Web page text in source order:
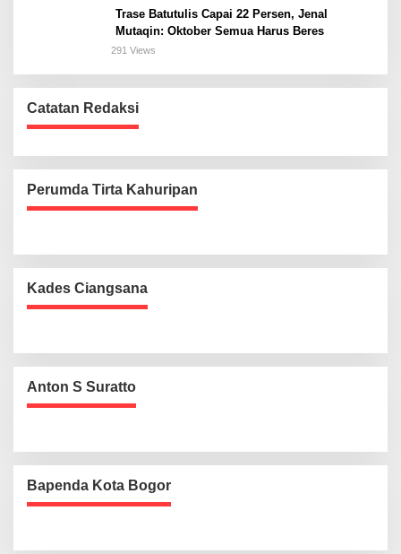
Trase Batutulis Capai 22 Persen, Jenal
Mutaqin: Oktober Semua Harus Beres
291 Views
Catatan Redaksi
Perumda Tirta Kahuripan
Kades Ciangsana
Anton S Suratto
Bapenda Kota Bogor